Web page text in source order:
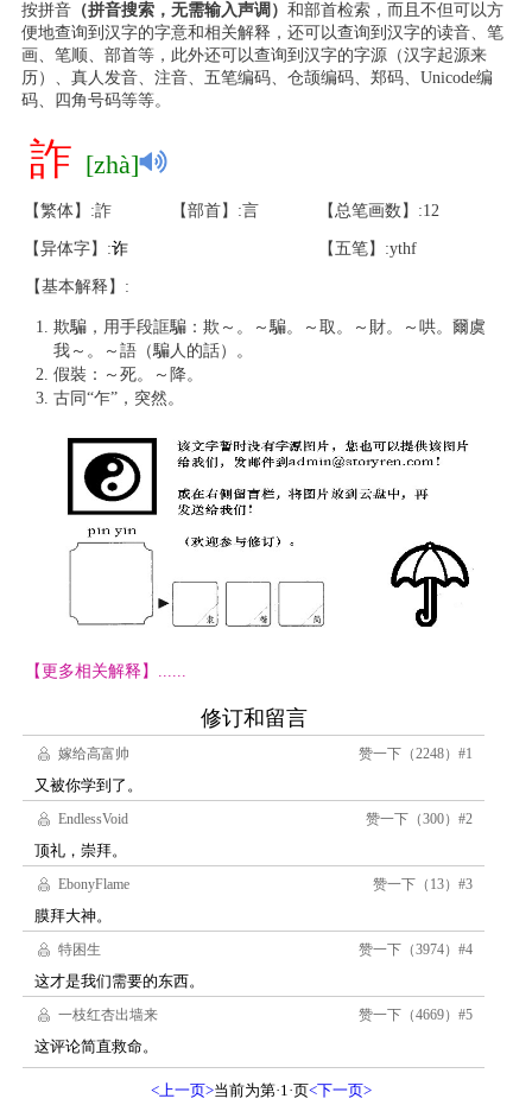
按拼音（拼音搜索，无需输入声调） 和部首检索，而且不但可以方
便地查询到汉字的字意和相关解释，还可以查询到汉字的读音、笔
画、笔顺、部首等，此外还可以查询到汉字的字源（汉字起源来
历）、真人发音、注音、五笔编码、仓颉编码、郑码、Unicode编
码、四角号码等等。
詐 [zhà]
【繁体】:詐 【部首】:言 【总笔画数】:12
【异体字】:诈 【五笔】:ythf
【基本解释】:
欺騙，用手段誆騙：欺～。～騙。～取。～財。～哄。爾虞
我～。～語（騙人的話）。
假裝：～死。～降。
古同“乍”，突然。
【更多相关解释】......